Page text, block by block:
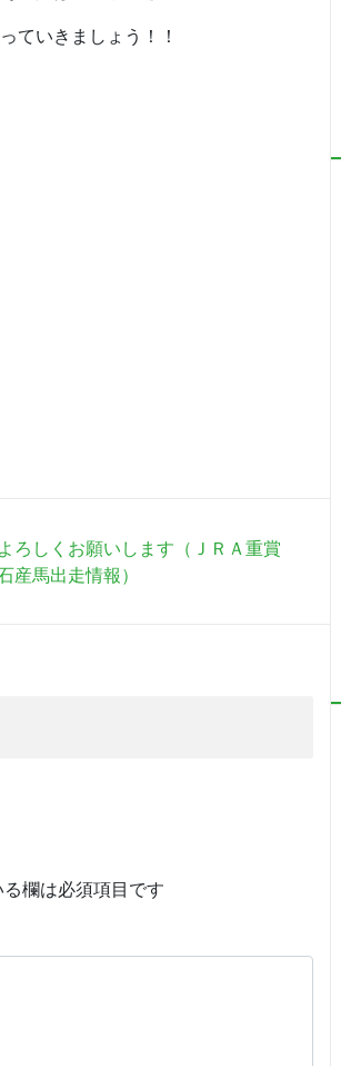
ていきましょう！！
ろしくお願いします（ＪＲＡ重賞
産馬出走情報）
欄は必須項目です